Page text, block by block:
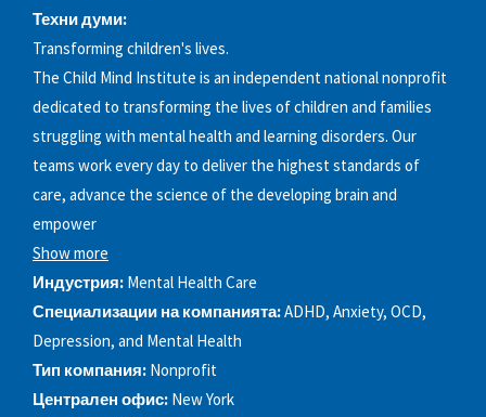
Техни думи:
Transforming children's lives.
The Child Mind Institute is an independent national nonprofit
dedicated to transforming the lives of children and families
struggling with mental health and learning disorders. Our
teams work every day to deliver the highest standards of
care, advance the science of the developing brain and
empower
Show more
Индустрия: Mental Health Care
Специализации на компанията:ADHD, Anxiety, OCD,
Depression, and Mental Health
Тип компания: Nonprofit
Централен офис: New York